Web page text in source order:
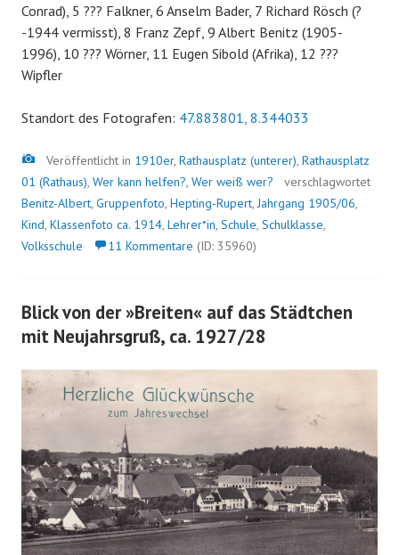
Conrad), 5 ??? Falkner, 6 Anselm Bader, 7 Richard Rösch (?
-1944 vermisst), 8 Franz Zepf, 9 Albert Benitz (1905-
1996), 10 ??? Wörner, 11 Eugen Sibold (Afrika), 12 ???
Wipfler
Standort des Fotografen: 47.883801, 8.344033
Bild
Veröffentlicht in 1910er, Rathausplatz (unterer), Rathausplatz
01 (Rathaus), Wer kann helfen?, Wer weiß wer?
verschlagwortet
Benitz-Albert, Gruppenfoto, Hepting-Rupert,Jahrgang 1905/06,
Kind, Klassenfoto ca. 1914, Lehrer*in, Schule, Schulklasse,
Volksschule
11 Kommentare (ID: 35960)
Blick von der »Breiten« auf das Städtchen
mit Neujahrsgruß, ca. 1927/28